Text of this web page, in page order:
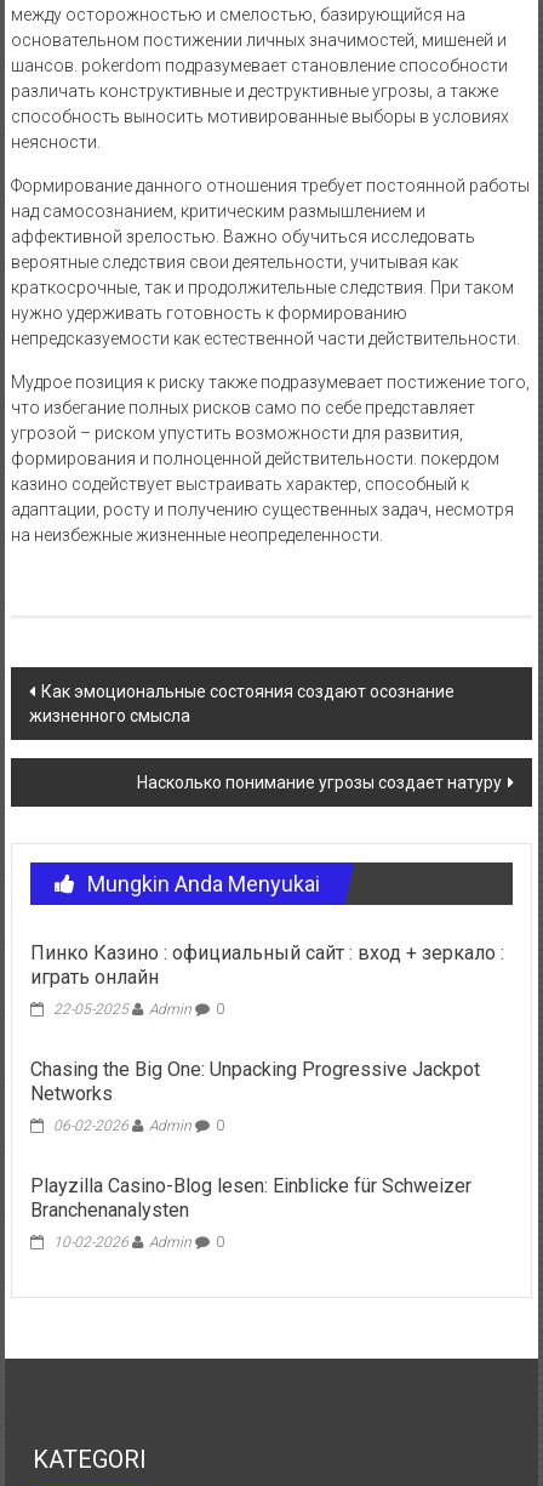
между осторожностью и смелостью, базирующийся на
основательном постижении личных значимостей, мишеней и
шансов. pokerdom подразумевает становление способности
различать конструктивные и деструктивные угрозы, а также
способность выносить мотивированные выборы в условиях
неясности.
Формирование данного отношения требует постоянной работы
над самосознанием, критическим размышлением и
аффективной зрелостью. Важно обучиться исследовать
вероятные следствия свои деятельности, учитывая как
краткосрочные, так и продолжительные следствия. При таком
нужно удерживать готовность к формированию
непредсказуемости как естественной части действительности.
Мудрое позиция к риску также подразумевает постижение того,
что избегание полных рисков само по себе представляет
угрозой – риском упустить возможности для развития,
формирования и полноценной действительности. покердом
казино содействует выстраивать характер, способный к
адаптации, росту и получению существенных задач, несмотря
на неизбежные жизненные неопределенности.
Navigasi
pos
Как эмоциональные состояния создают осознание
жизненного смысла
Насколько понимание угрозы создает натуру
Mungkin Anda Menyukai
Пинко Казино : официальный сайт : вход + зеркало :
играть онлайн
22-05-2025 Admin 0
Chasing the Big One: Unpacking Progressive Jackpot
Networks
06-02-2026 Admin 0
Playzilla Casino-Blog lesen: Einblicke für Schweizer
Branchenanalysten
10-02-2026 Admin 0
KATEGORI